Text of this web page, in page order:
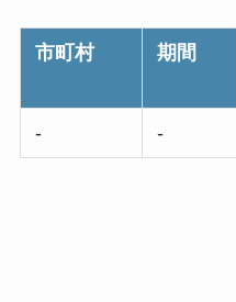
市町村 期間
- -